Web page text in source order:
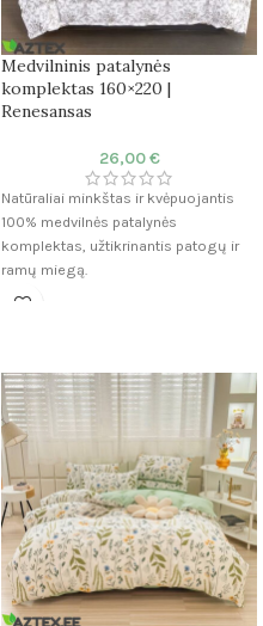
Medvilninis patalynės
komplektas 160×220 |
Renesansas
26,00€
Natūraliai minkštas ir kvėpuojantis
100% medvilnės patalynės
komplektas, užtikrinantis patogų ir
ramų miegą.
Medžiaga: 100% medvilnė
Antklodės užvalkalas: 160×220 cm
Pagalvės užvalkalas: 50×75 cm (2
vnt.)
Paklodė: Neįtrauktas
Patogumas: Kvėpuojanti ir minkšta
tekstūra